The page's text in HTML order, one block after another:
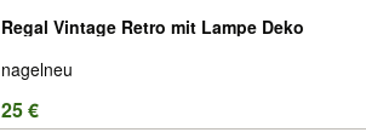
Regal Vintage Retro mit Lampe Deko
nagelneu
25 €